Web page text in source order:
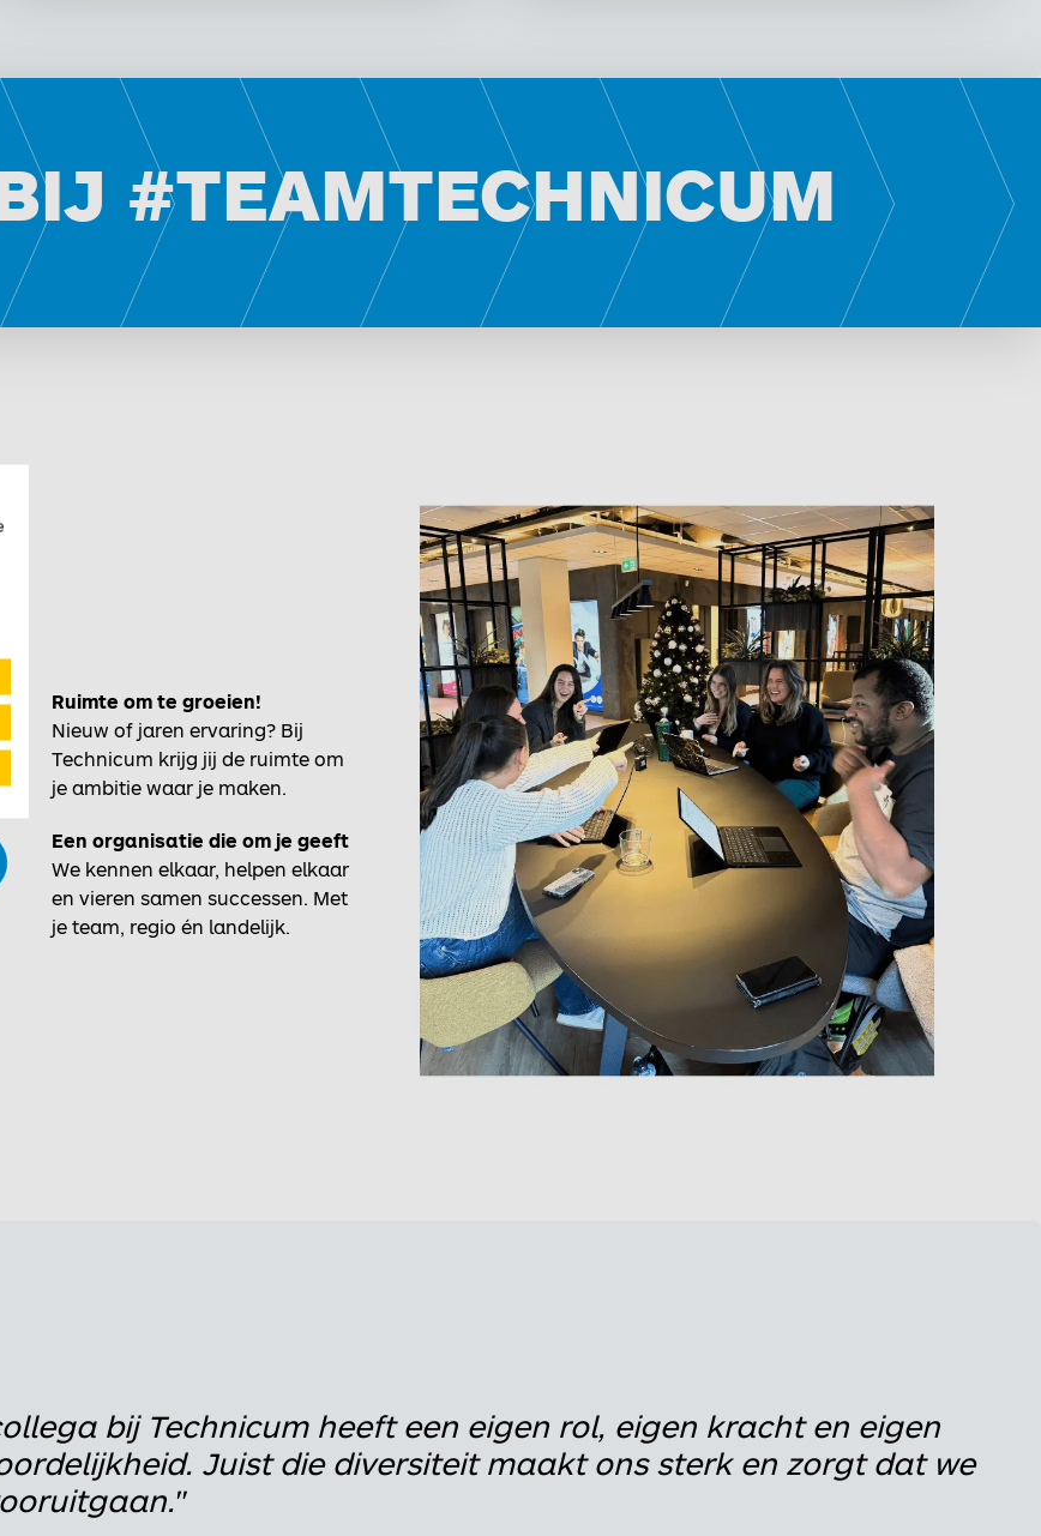
#TEAMTECHNICUM
Ruimte om te groeien!
Nieuw of jaren ervaring? Bij
Technicum krijg jij de ruimte om
je ambitie waar je maken.
Een organisatie die om je geeft
We kennen elkaar, helpen elkaar
en vieren samen successen. Met
je team, regio én landelijk.
bij Technicum heeft een eigen rol, eigen kracht en eigen
Juist die diversiteit maakt ons sterk en zorgt dat we